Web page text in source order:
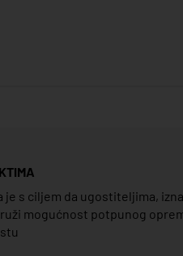
je s ciljem da ugostiteljima,
mogućnost potpunog